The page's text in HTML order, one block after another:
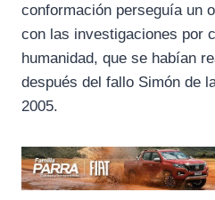
conformación perseguía un
con las investigaciones por
humanidad, que se habían
después del fallo Simón de
2005.